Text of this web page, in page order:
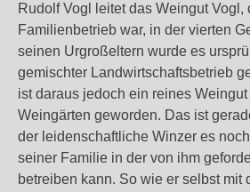
Rudolf Vogl leitet das Weingut Vogl,
Familienbetrieb war, in der vierten
seinen Urgroßeltern wurde es
gemischter Landwirtschaftsbetrieb
ist daraus jedoch ein reines
Weingärten geworden. Das ist
der leidenschaftliche Winzer es
seiner Familie in der von ihm
betreiben kann. So wie er selbst mit